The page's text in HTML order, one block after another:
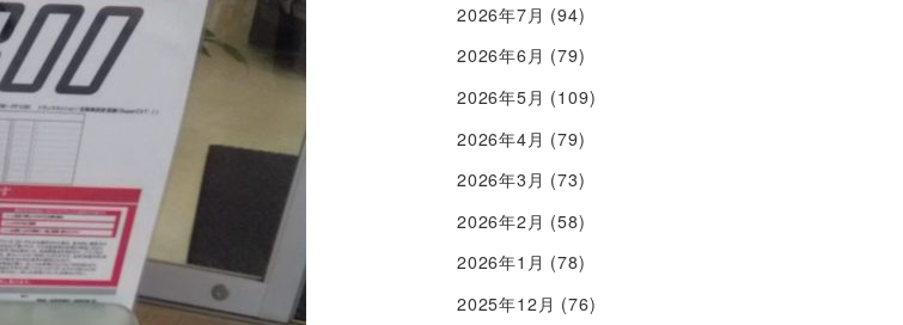
2026年7月 (94)
2026年6月 (79)
2026年5月 (109)
2026年4月 (79)
2026年3月 (73)
2026年2月 (58)
2026年1月 (78)
2025年12月 (76)